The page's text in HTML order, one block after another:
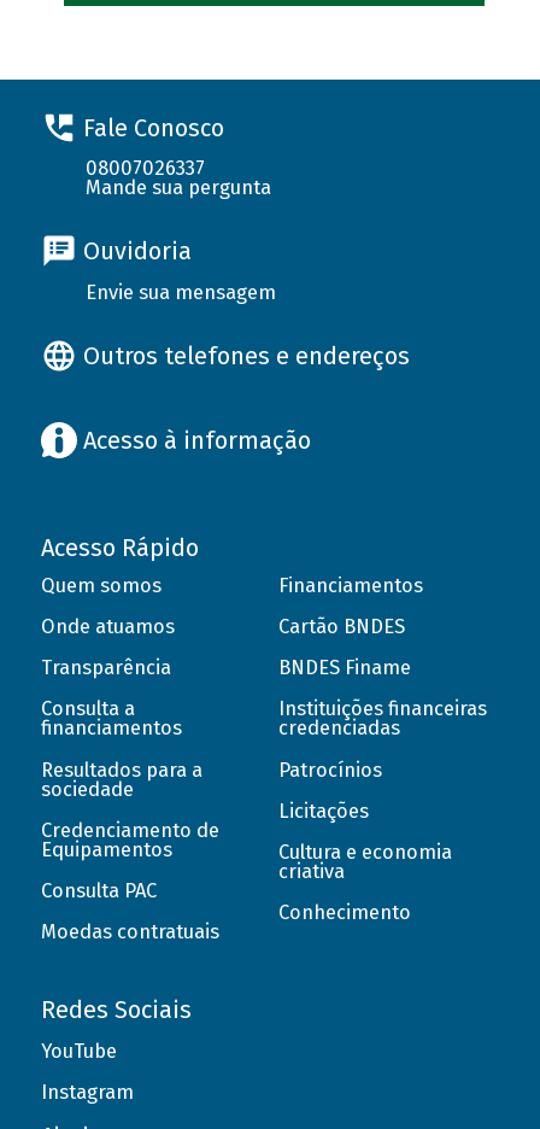
Fale Conosco
08007026337
Mande sua pergunta
Ouvidoria
Envie sua mensagem
Outros telefones e endereços
Acesso à informação
Acesso Rápido
Quem somos
Onde atuamos
Transparência
Consulta a
financiamentos
Resultados para a
sociedade
Credenciamento de
Equipamentos
Consulta PAC
Moedas contratuais
Financiamentos
Cartão BNDES
BNDES Finame
Instituições financeiras
credenciadas
Patrocínios
Licitações
Cultura e economia
criativa
Conhecimento
Redes Sociais
YouTube
Instagram